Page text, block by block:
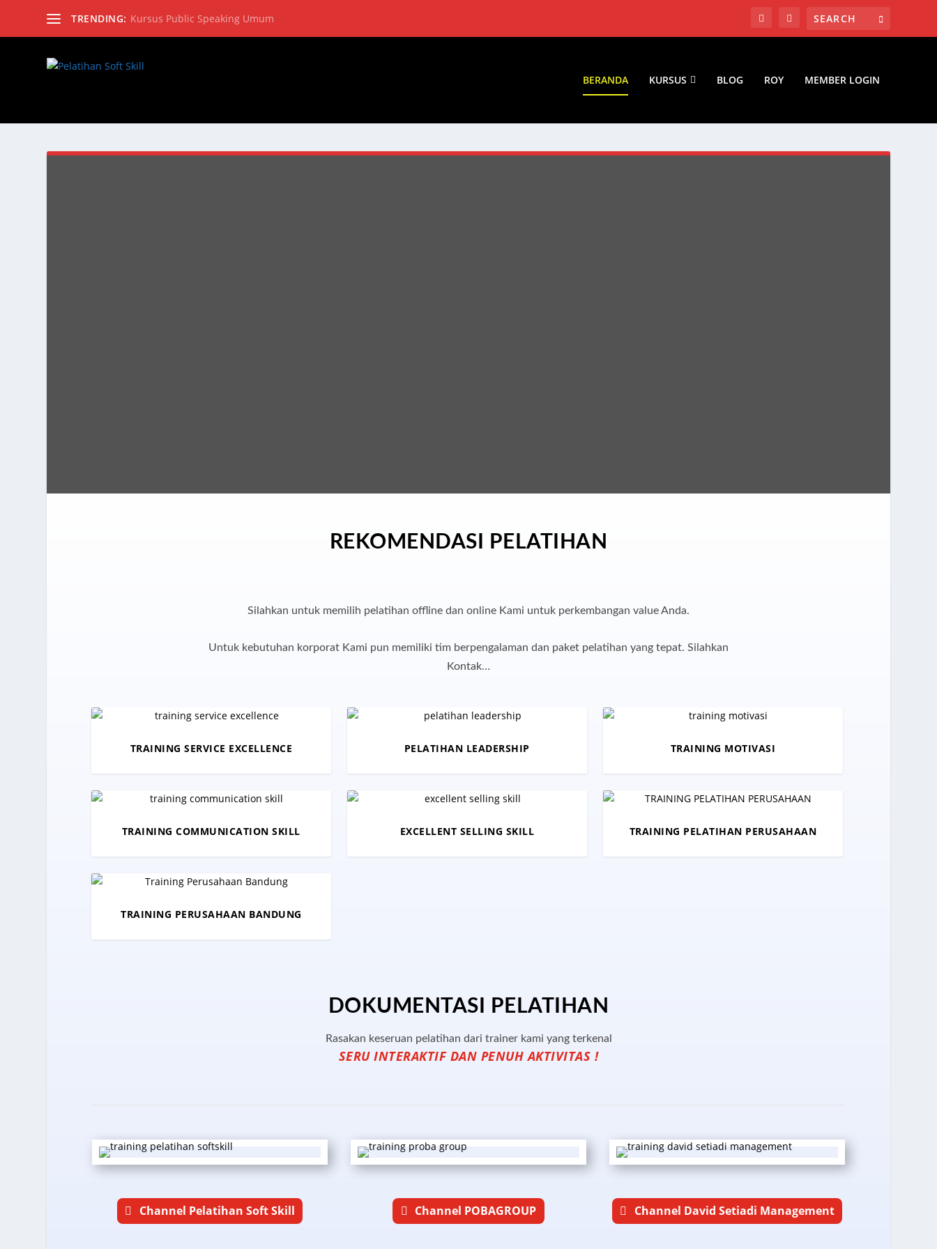
TRENDING: Kursus Public Speaking Umum
BERANDA KURSUS BLOG ROY MEMBER LOGIN
REKOMENDASI PELATIHAN
Silahkan untuk memilih pelatihan offline dan online Kami untuk perkembangan value Anda.
Untuk kebutuhan korporat Kami pun memiliki tim berpengalaman dan paket pelatihan yang tepat. Silahkan
Kontak…
TRAINING SERVICE EXCELLENCE PELATIHAN LEADERSHIP TRAINING MOTIVASI
TRAINING COMMUNICATION SKILL EXCELLENT SELLING SKILL TRAINING PELATIHAN PERUSAHAAN
TRAINING PERUSAHAAN BANDUNG
DOKUMENTASI PELATIHAN
Rasakan keseruan pelatihan dari trainer kami yang terkenal
SERU INTERAKTIF DAN PENUH AKTIVITAS !
Channel Pelatihan Soft Skill Channel POBAGROUP Channel David Setiadi Management